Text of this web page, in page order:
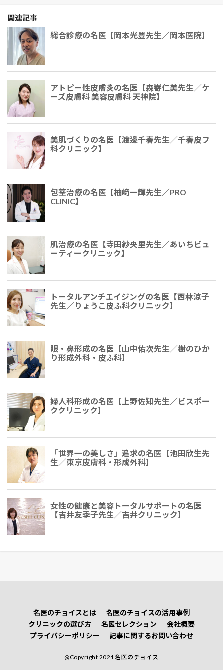
関連記事
総合診療の名医【岡本光豊先生／岡本医院】
アトピー性皮膚炎の名医【森㟢仁美先生／ケ
ーズ皮膚科 美容皮膚科 天神院】
美肌づくりの名医【渡邊千春先生／千春皮フ
科クリニック】
包茎治療の名医【柚﨑一輝先生／PRO
CLINIC】
肌治療の名医【寺田紗央里​​先生／あいちビュ
ーティークリニック】
トータルアンチエイジングの名医【西林涼子
先生／りょうこ皮ふ科クリニック】
眼・鼻形成の名医【山中佑次先生／樹のひか
り形成外科・皮ふ科】
婦人科形成の名医【上野佐知先生／ビスポー
ククリニック】
「世界一の美しさ」追求の名医【池田欣生先
生／東京皮膚科・形成外科】
女性の健康と美容トータルサポートの名医
【吉井友季子先生／吉井クリニック】
名医のチョイスとは
名医のチョイスの活用事例
クリニックの選び方
名医セレクション
会社概要
プライバシーポリシー
記事に関するお問い合わせ
@Copyright 2024 名医のチョイス